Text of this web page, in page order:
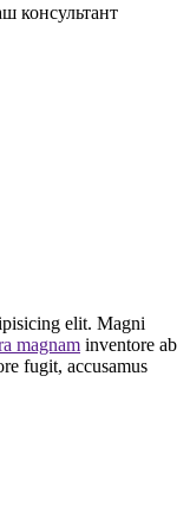
консультант
elit. Magni
magnam inventore ab
fugit, accusamus